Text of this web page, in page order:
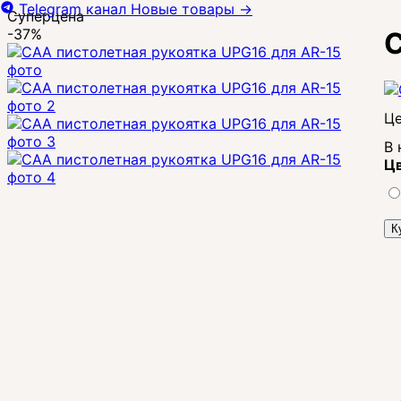
Суперцена
-37%
В
Telegram канал Новые товары →